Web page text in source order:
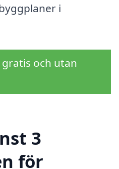
i
och utan
3
för